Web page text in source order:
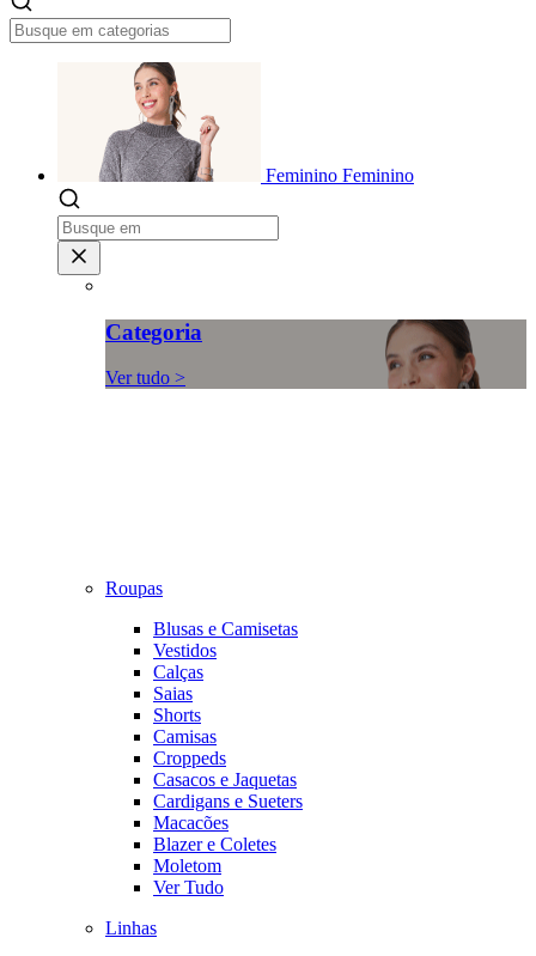
Feminino Feminino
Categoria
Ver tudo >
Roupas
Blusas e Camisetas
Vestidos
Calças
Saias
Shorts
Camisas
Croppeds
Casacos e Jaquetas
Cardigans e Sueters
Macacões
Blazer e Coletes
Moletom
Ver Tudo
Linhas